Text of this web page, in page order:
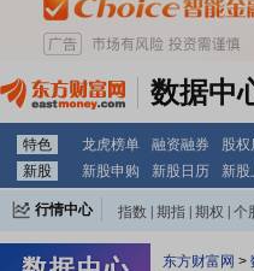
数据中
特色 龙虎榜单 融资融券 股权
新股
新股申购 新股日历 新股
行情中心 指数 期指 期权 个
东方财富网 >